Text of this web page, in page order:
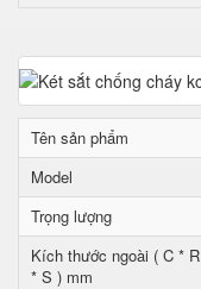
Tên sản phẩm
Model
Trọng lượng
Kích thước ngoài ( C * R
* S ) mm